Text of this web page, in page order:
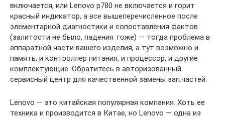
включается, или Lenovo p780 не включается и горит
красный индикатор, а все вышеперечисленное после
элементарной диагностики и сопоставления фактов
(залитости не было, падения тоже) — тогда проблема в
аппаратной части вашего изделия, а тут возможно и
память, и контроллер питания, и процессор, и другие
комплектующие. Обратитесь в авторизованный
сервисный центр для качественной замены зап.частей.
Lenovo — это китайская популярная компания. Хоть ее
техника и производится в Китае, но Lenovo — одна из